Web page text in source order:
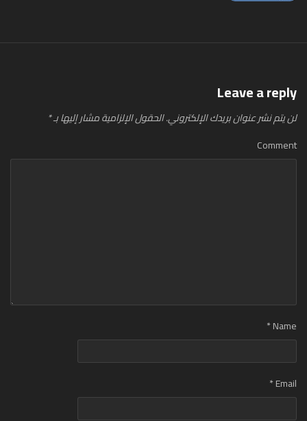
Leave a reply
لن يتم نشر عنوان بريدك الإلكتروني.الحقول الإلزامية مشار إليها بـ*
Comment
Name
*
Email
*